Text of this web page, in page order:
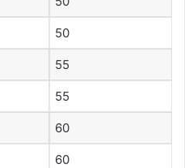
50
55
55
60
60